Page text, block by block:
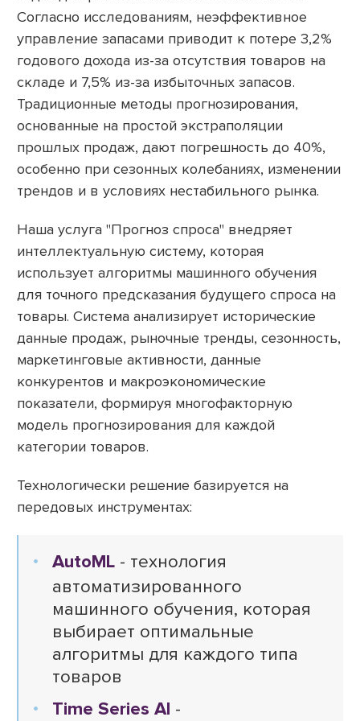
Согласно исследованиям, неэффективное
управление запасами приводит к потере 3,2%
годового дохода из-за отсутствия товаров на
складе и 7,5% из-за избыточных запасов.
Традиционные методы прогнозирования,
основанные на простой экстраполяции
прошлых продаж, дают погрешность до 40%,
особенно при сезонных колебаниях, изменении
трендов и в условиях нестабильного рынка.
Наша услуга "Прогноз спроса" внедряет
интеллектуальную систему, которая
использует алгоритмы машинного обучения
для точного предсказания будущего спроса на
товары. Система анализирует исторические
данные продаж, рыночные тренды, сезонность,
маркетинговые активности, данные
конкурентов и макроэкономические
показатели, формируя многофакторную
модель прогнозирования для каждой
категории товаров.
Технологически решение базируется на
передовых инструментах:
AutoML - технология
автоматизированного
машинного обучения, которая
выбирает оптимальные
алгоритмы для каждого типа
товаров
Time Series AI -